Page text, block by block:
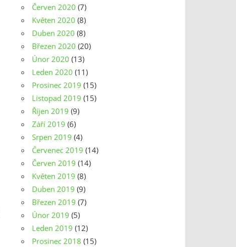
Červen 2020 (7)
Květen 2020 (8)
Duben 2020 (8)
Březen 2020 (20)
Únor 2020 (13)
Leden 2020 (11)
Prosinec 2019 (15)
Listopad 2019 (15)
Říjen 2019 (9)
Září 2019 (6)
Srpen 2019 (4)
Červenec 2019 (14)
Červen 2019 (14)
Květen 2019 (8)
Duben 2019 (9)
Březen 2019 (7)
Únor 2019 (5)
Leden 2019 (12)
Prosinec 2018 (15)